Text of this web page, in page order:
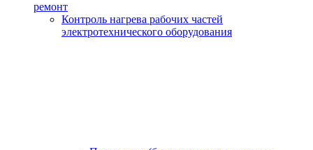
ремонт
Контроль нагрева рабочих частей
электротехнического оборудования